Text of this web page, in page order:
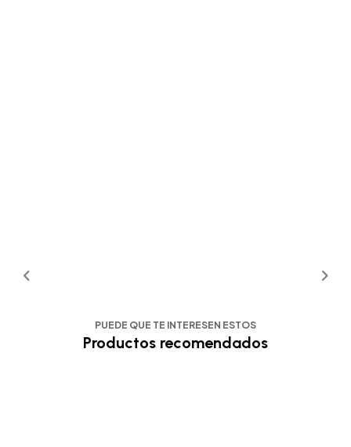
PUEDE QUE TE INTERESEN ESTOS
Productos recomendados